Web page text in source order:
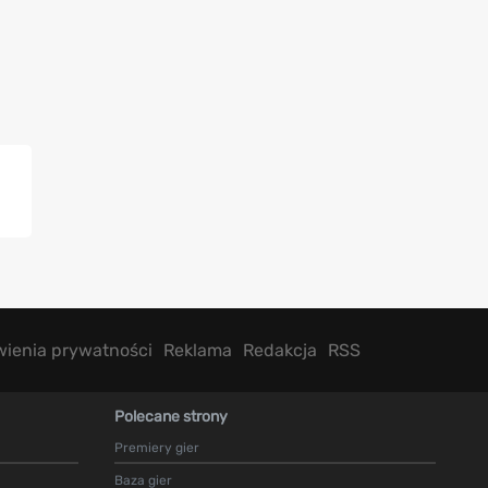
prywatności Reklama Redakcja RSS
Polecane strony
Premiery gier
Baza gier